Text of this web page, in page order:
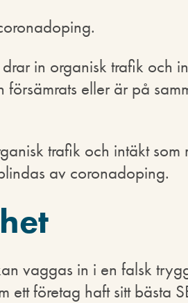
in organisk trafik och
eller är på
trafik och intäkt som
av coronadoping.
vaggas in i en falsk
ett företag haft sitt bästa